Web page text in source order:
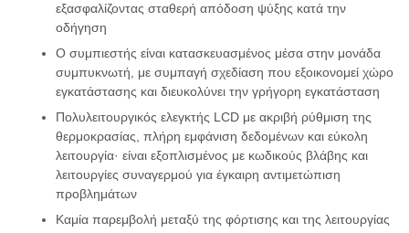
εξασφαλίζοντας σταθερή απόδοση ψύξης κατά την
οδήγηση
Ο συμπιεστής είναι κατασκευασμένος μέσα στην μονάδα
συμπυκνωτή, με συμπαγή σχεδίαση που εξοικονομεί χώρο
εγκατάστασης και διευκολύνει την γρήγορη εγκατάσταση
Πολυλειτουργικός ελεγκτής LCD με ακριβή ρύθμιση της
θερμοκρασίας, πλήρη εμφάνιση δεδομένων και εύκολη
λειτουργία· είναι εξοπλισμένος με κωδικούς βλάβης και
λειτουργίες συναγερμού για έγκαιρη αντιμετώπιση
προβλημάτων
Καμία παρεμβολή μεταξύ της φόρτισης και της λειτουργίας